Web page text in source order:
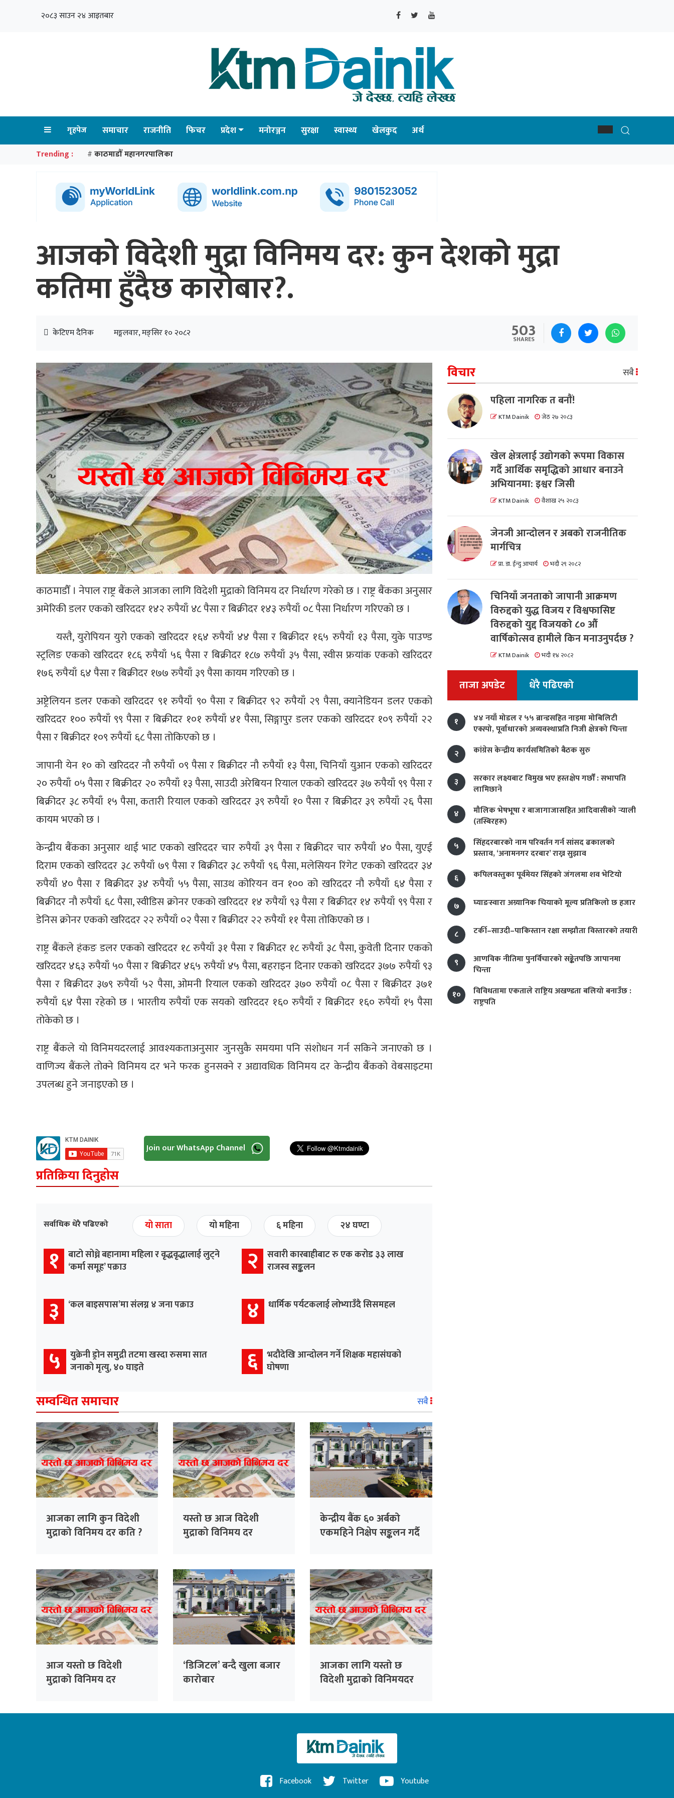
२०८३ साउन २४ आइतबार
गृहपेज समाचार राजनीति फिचर प्रदेश मनोरञ्जन सुरक्षा स्वास्थ्य खेलकुद अर्थ
Trending : # काठमाडौँ महानगरपालिका
आजको विदेशी मुद्रा विनिमय दर: कुन देशको मुद्रा
कतिमा हुँदैछ कारोबार?.
केटिएम दैनिक मङ्गलवार, मङ्सिर १० २०८२ 503
SHARES
काठमाडौँ । नेपाल राष्ट्र बैंकले आजका लागि विदेशी मुद्राको विनिमय दर निर्धारण गरेको छ । राष्ट्र बैंकका अनुसार
अमेरिकी डलर एकको खरिददर १४२ रुपैयाँ ४८ पैसा र बिक्रीदर १४३ रुपैयाँ ०८ पैसा निर्धारण गरिएको छ ।
यस्तै, युरोपियन युरो एकको खरिददर १६४ रुपैयाँ ४४ पैसा र बिक्रीदर १६५ रुपैयाँ १३ पैसा, युके पाउण्ड
स्ट्रलिङ एकको खरिददर १८६ रुपैयाँ ५६ पैसा र बिक्रीदर १८७ रुपैयाँ ३५ पैसा, स्वीस फ्रयांक एकको खरिददर
१७६ रुपैयाँ ६४ पैसा र बिक्रीदर १७७ रुपैयाँ ३९ पैसा कायम गरिएको छ ।
अष्ट्रेलियन डलर एकको खरिददर ९१ रुपैयाँ ९० पैसा र बिक्रीदर ९२ रुपैयाँ २९ पैसा, क्यानेडियन डलर एकको
खरिददर १०० रुपैयाँ ९९ पैसा र बिक्रीदर १०१ रुपैयाँ ४१ पैसा, सिङ्गापुर डलर एकको खरिददर १०९ रुपैयाँ २२
पैसा र बिक्रीदर १०९ रुपैयाँ ६८ पैसा तोकिएको छ ।
जापानी येन १० को खरिददर नौ रुपैयाँ ०९ पैसा र बिक्रीदर नौ रुपैयाँ १३ पैसा, चिनियाँ युआन एकको खरिददर
२० रुपैयाँ ०५ पैसा र बिक्रीदर २० रुपैयाँ १३ पैसा, साउदी अरेबियन रियाल एकको खरिददर ३७ रुपैयाँ ९९ पैसा र
बिक्रीदर ३८ रुपैयाँ १५ पैसा, कतारी रियाल एकको खरिददर ३९ रुपैयाँ १० पैसा र बिक्रीदर ३९ रुपैयाँ २६ पैसा
कायम भएको छ ।
केन्द्रीय बैंकका अनुसार थाई भाट एकको खरिददर चार रुपैयाँ ३९ पैसा र बिक्रीदर चार रुपैयाँ ४० पैसा, युएई
दिराम एकको खरिददर ३८ रुपैयाँ ७९ पैसा र बिक्रीदर ३८ रुपैयाँ ९६ पैसा, मलेसियन रिंगेट एकको खरिददर ३४
रुपैयाँ ४० पैसा र बिक्रीदर ३४ रुपैयाँ ५५ पैसा, साउथ कोरियन वन १०० को खरिददर नौ रुपैयाँ ६४ पैसा र
बिक्रीदर नौ रुपैयाँ ६८ पैसा, स्वीडिस क्रोनर एकको खरिददर १४ रुपैयाँ ९३ पैसा र बिक्रीदर १४ रुपैयाँ ९९ पैसा र
डेनिस क्रोनर एकको खरिददर २२ रुपैयाँ ०२ पैसा र बिक्रीदर २२ रुपैयाँ ११ पैसा तोकिएको छ ।
राष्ट्र बैंकले हंकङ डलर एकको खरिददर १८ रुपैयाँ ३१ पैसा र बिक्रीदर १८ रुपैयाँ ३८ पैसा, कुवेती दिनार एकको
खरिददर ४६३ रुपैयाँ ५० पैसा र बिक्रीदर ४६५ रुपैयाँ ४५ पैसा, बहराइन दिनार एकको खरिददर ३७७ रुपैयाँ ९३
पैसा र बिक्रीदर ३७९ रुपैयाँ ५२ पैसा, ओमनी रियाल एकको खरिददर ३७० रुपैयाँ ०८ पैसा र बिक्रीदर ३७१
रुपैयाँ ६४ पैसा रहेको छ । भारतीय रुपैयाँ एक सयको खरिददर १६० रुपैयाँ र बिक्रीदर १६० रुपैयाँ १५ पैसा
तोकेको छ ।
राष्ट्र बैंकले यो विनिमयदरलाई आवश्यकताअनुसार जुनसुकै समयमा पनि संशोधन गर्न सकिने जनाएको छ ।
वाणिज्य बैंकले तोक्ने विनिमय दर भने फरक हुनसक्ने र अद्यावधिक विनिमय दर केन्द्रीय बैंकको वेबसाइटमा
उपलब्ध हुने जनाइएको छ ।
Join our WhatsApp Channel
प्रतिक्रिया दिनुहोस
सर्वाधिक धेरै पढिएको यो साता यो महिना ६ महिना २४ घण्टा
१
बाटो सोध्ने बहानामा महिला र वृद्धवृद्धालाई लुट्ने
‘कर्मा समूह’ पक्राउ
२
सवारी कारबाहीबाट रु एक करोड ३३ लाख
राजस्व सङ्कलन
३ ‘कल बाइसपास’मा संलग्न ४ जना पक्राउ ४ धार्मिक पर्यटकलाई लोभ्याउँदै सिसमहल
५
युक्रेनी ड्रोन समुद्री तटमा खस्दा रुसमा सात
जनाको मृत्यु, ४० घाइते
६ भदौदेखि आन्दोलन गर्ने शिक्षक महासंघको
घोषणा
सम्वन्धित समाचार सबै
आजका लागि कुन विदेशी
मुद्राको विनिमय दर कति ?
यस्तो छ आज विदेशी
मुद्राको विनिमय दर
केन्द्रीय बैंक ६० अर्बको
एकमहिने निक्षेप सङ्कलन गर्दै
आज यस्तो छ विदेशी
मुद्राको विनिमय दर
‘डिजिटल’ बन्दै खुला बजार
कारोबार
आजका लागि यस्तो छ
विदेशी मुद्राको विनिमयदर
विचार सबै
पहिला नागरिक त बनाैं!
KTM Dainik जेठ २७ २०८३
खेल क्षेत्रलाई उद्योगको रूपमा विकास
गर्दै आर्थिक समृद्धिको आधार बनाउने
अभियानमा: इश्वर जिसी
KTM Dainik वैशाख २५ २०८३
जेनजी आन्दोलन र अबको राजनीतिक
मार्गचित्र
प्रा. डा. ईन्दु आचार्य भदौ २९ २०८२
चिनियाँ जनताको जापानी आक्रमण
विरुद्दको युद्ध विजय र विश्वफासिष्ट
विरुद्दको युद्द विजयको ८० औं
वार्षिकोत्सव हामीले किन मनाउनुपर्दछ ?
KTM Dainik भदौ १४ २०८२
ताजा अपडेट धेरै पढिएको
१
४४ नयाँ मोडल र ५५ ब्रान्डसहित नाइमा मोबिलिटी
एक्स्पो, पूर्वाधारको अव्यवस्थाप्रति निजी क्षेत्रको चिन्ता
२
कांग्रेस केन्द्रीय कार्यसमितिको बैठक सुरु
३
सरकार लक्ष्यबाट विमुख भए हस्तक्षेप गर्छौं : सभापति
लामिछाने
४
मौलिक भेषभूषा र बाजागाजासहित आदिवासीको र्‍याली
(तस्बिरहरू)
५
सिंहदरबारको नाम परिवर्तन गर्न सांसद ढकालको
प्रस्ताव, ‘अनामनगर दरबार’ राख्न सुझाव
६
कपिलवस्तुका पूर्वमेयर सिंहको जंगलमा शव भेटियो
७ घ्याङस्वारा अग्र्यानिक चियाको मूल्य प्रतिकिलो छ हजार
८ टर्की–साउदी–पाकिस्तान रक्षा सम्झौता विस्तारको तयारी
९
आणविक नीतिमा पुनर्विचारको सङ्केतपछि जापानमा
चिन्ता
१०
विविधतामा एकताले राष्ट्रिय अखण्डता बलियो बनाउँछ :
राष्ट्रपति
Facebook Twitter Youtube